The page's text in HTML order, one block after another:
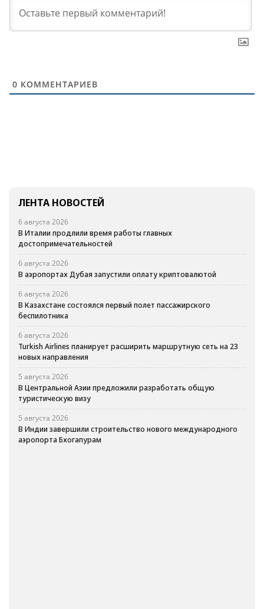
0 КОММЕНТАРИЕВ
ЛЕНТА НОВОСТЕЙ
6 августа 2026
В Италии продлили время работы главных
достопримечательностей
6 августа 2026
В аэропортах Дубая запустили оплату криптовалютой
6 августа 2026
В Казахстане состоялся первый полет пассажирского
беспилотника
6 августа 2026
Turkish Airlines планирует расширить маршрутную сеть на 23
новых направления
5 августа 2026
В Центральной Азии предложили разработать общую
туристическую визу
5 августа 2026
В Индии завершили строительство нового международного
аэропорта Бхогапурам